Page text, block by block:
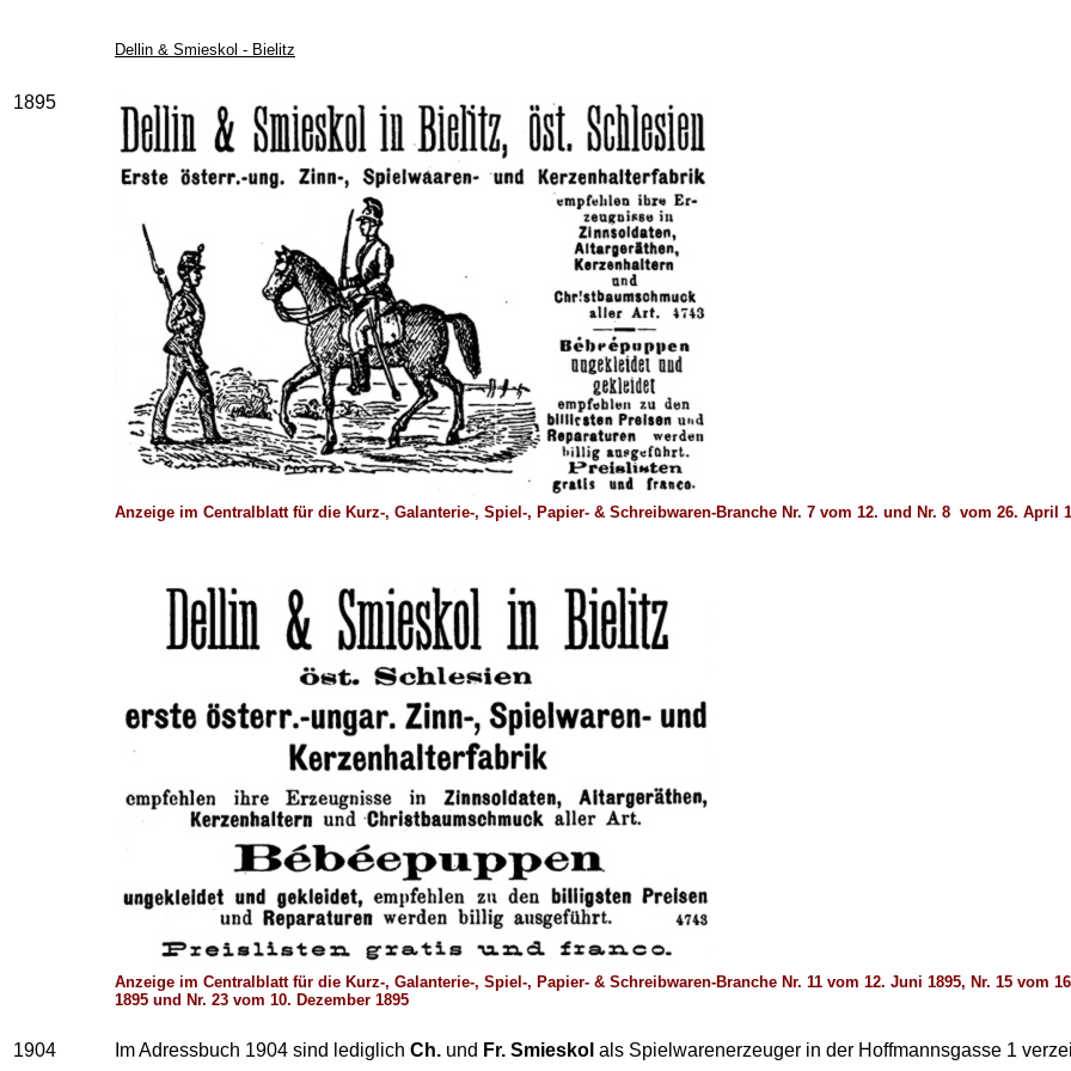
Dellin & Smieskol - Bielitz
1895
Anzeige im Centralblatt für die Kurz-, Galanterie-, Spiel-, Papier- & Schreibwaren-Branche Nr. 7 vom 12. und Nr. 8 vom 26. April
Anzeige im Centralblatt für die Kurz-, Galanterie-, Spiel-, Papier- & Schreibwaren-Branche Nr. 11 vom 12. Juni 1895, Nr. 15 vom
1895 und Nr. 23 vom 10. Dezember 1895
1904 Im Adressbuch 1904 sind lediglich Ch. und Fr. Smieskol als Spielwarenerzeuger in der Hoffmannsgasse 1